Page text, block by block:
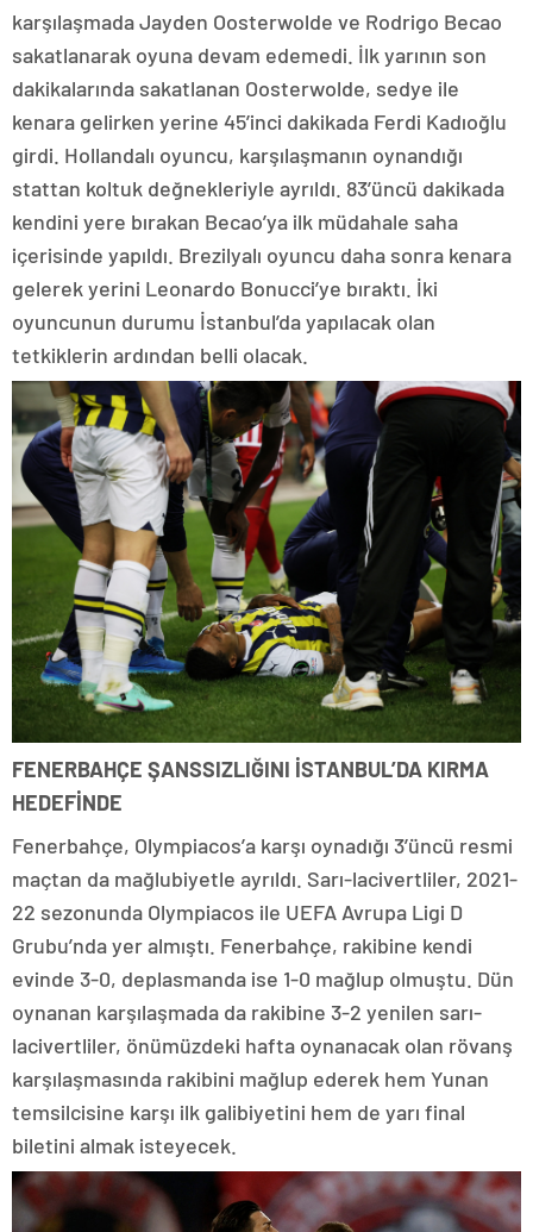
karşılaşmada Jayden Oosterwolde ve Rodrigo Becao
sakatlanarak oyuna devam edemedi. İlk yarının son
dakikalarında sakatlanan Oosterwolde, sedye ile
kenara gelirken yerine 45’inci dakikada Ferdi Kadıoğlu
girdi. Hollandalı oyuncu, karşılaşmanın oynandığı
stattan koltuk değnekleriyle ayrıldı. 83’üncü dakikada
kendini yere bırakan Becao’ya ilk müdahale saha
içerisinde yapıldı. Brezilyalı oyuncu daha sonra kenara
gelerek yerini Leonardo Bonucci’ye bıraktı. İki
oyuncunun durumu İstanbul’da yapılacak olan
tetkiklerin ardından belli olacak.
FENERBAHÇE ŞANSSIZLIĞINI İSTANBUL’DA KIRMA
HEDEFİNDE
Fenerbahçe, Olympiacos’a karşı oynadığı 3’üncü resmi
maçtan da mağlubiyetle ayrıldı. Sarı-lacivertliler, 2021-
22 sezonunda Olympiacos ile UEFA Avrupa Ligi D
Grubu’nda yer almıştı. Fenerbahçe, rakibine kendi
evinde 3-0, deplasmanda ise 1-0 mağlup olmuştu. Dün
oynanan karşılaşmada da rakibine 3-2 yenilen sarı-
lacivertliler, önümüzdeki hafta oynanacak olan rövanş
karşılaşmasında rakibini mağlup ederek hem Yunan
temsilcisine karşı ilk galibiyetini hem de yarı final
biletini almak isteyecek.